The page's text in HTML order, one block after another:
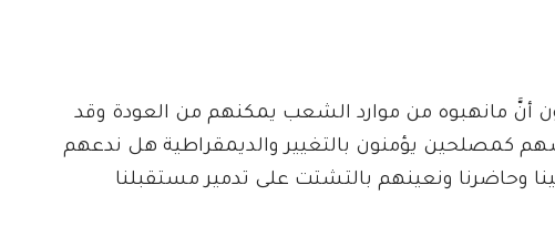
أنَّ مانهبوه من موارد الشعب يمكنهم من العودة وقد
كمصلحين يؤمنون بالتغيير والديمقراطية هل ندعهم
وحاضرنا ونعينهم بالتشتت على تدمير مستقبلنا